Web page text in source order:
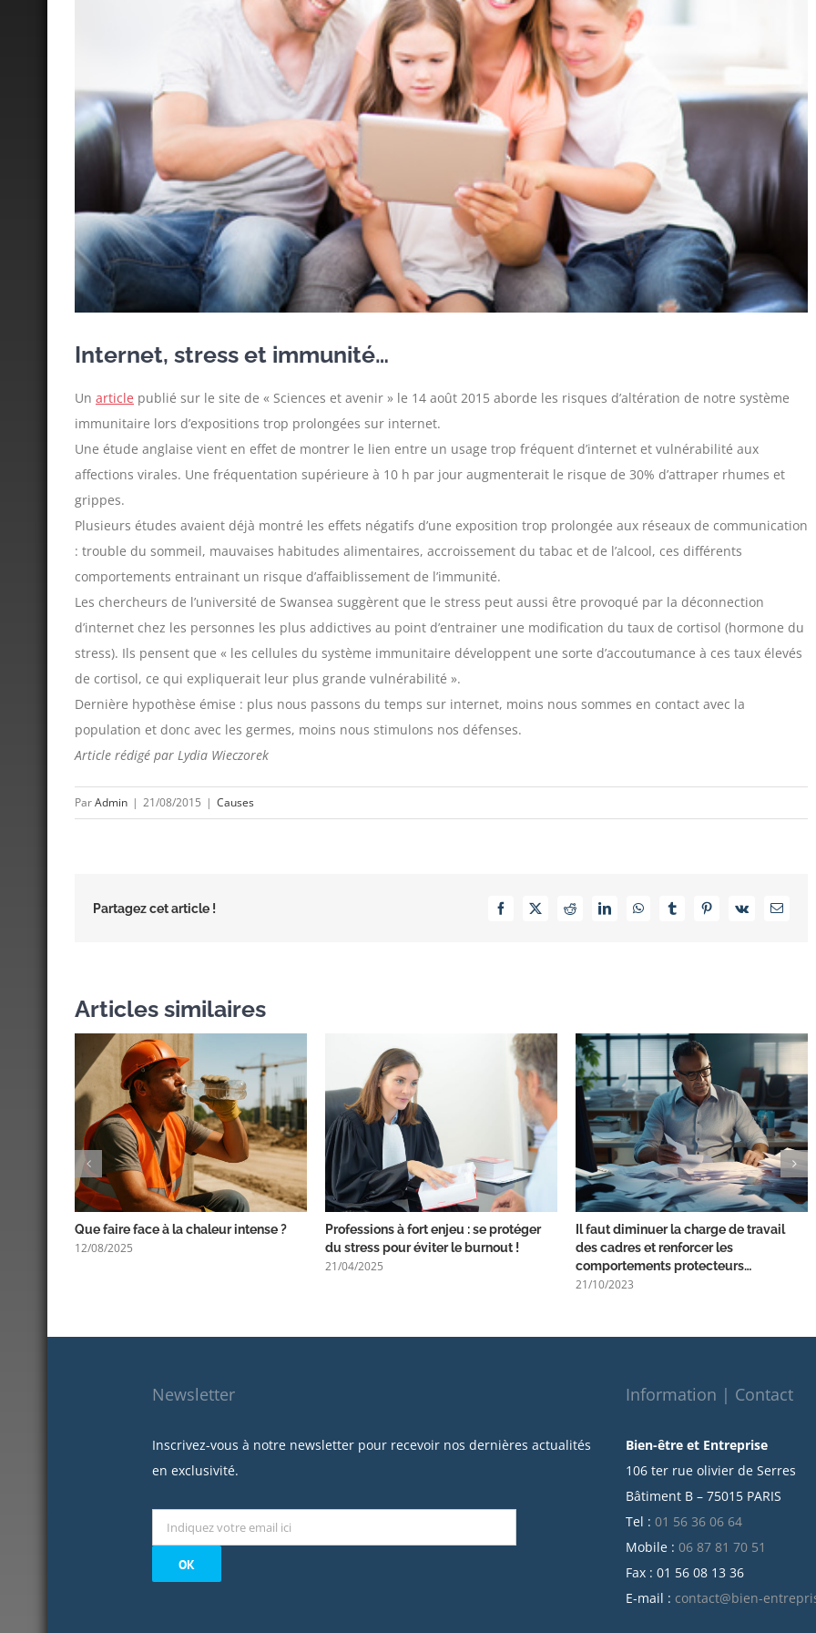
Internet, stress et immunité…
Un article publié sur le site de « Sciences et avenir » le 14 août 2015 aborde les risques d’altération de notre système
immunitaire lors d’expositions trop prolongées sur internet.
Une étude anglaise vient en effet de montrer le lien entre un usage trop fréquent d’internet et vulnérabilité aux
affections virales. Une fréquentation supérieure à 10 h par jour augmenterait le risque de 30% d’attraper rhumes et
grippes.
Plusieurs études avaient déjà montré les effets négatifs d’une exposition trop prolongée aux réseaux de communication
: trouble du sommeil, mauvaises habitudes alimentaires, accroissement du tabac et de l’alcool, ces différents
comportements entrainant un risque d’affaiblissement de l’immunité.
Les chercheurs de l’université de Swansea suggèrent que le stress peut aussi être provoqué par la déconnection
d’internet chez les personnes les plus addictives au point d’entrainer une modification du taux de cortisol (hormone du
stress). Ils pensent que « les cellules du système immunitaire développent une sorte d’accoutumance à ces taux élevés
de cortisol, ce qui expliquerait leur plus grande vulnérabilité ».
Dernière hypothèse émise : plus nous passons du temps sur internet, moins nous sommes en contact avec la
population et donc avec les germes, moins nous stimulons nos défenses.
Article rédigé par Lydia Wieczorek
ParAdmin | 21/08/2015 | Causes
Partagez cet article ! Facebook
X RedditLinkedInWhatsAppTumblrPinterest
Vk Email
Articles similaires
Que faire face à la chaleur intense ?
12/08/2025
Professions à fort enjeu : se protéger
du stress pour éviter le burnout !
21/04/2025
Il faut diminuer la charge de travail
des cadres et renforcer les
comportements protecteurs…
21/10/2023
Newsletter
Inscrivez-vous à notre newsletter pour recevoir nos dernières actualités
en exclusivité.
Information | Contact
Bien-être et Entreprise
106 ter rue olivier de Serres
Bâtiment B – 75015 PARIS
Tel : 01 56 36 06 64
Mobile : 06 87 81 70 51
Fax : 01 56 08 13 36
E-mail : contact@bien-